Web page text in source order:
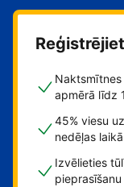
apmērā līdz
45% viesu
nedēļas laikā
Izvēlieties
pieprasīšanu